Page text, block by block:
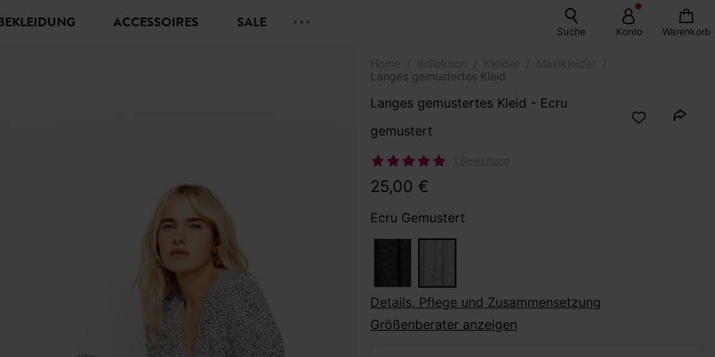
BEKLEIDUNG ACCESSOIRES SALE Suche Konto Warenkorb
Langes gemustertes Kleid
Langes gemustertes Kleid - Ecru
gemustert
25,00 €
Ecru Gemustert
Details, Pflege und Zusammensetzung
Größenberater anzeigen